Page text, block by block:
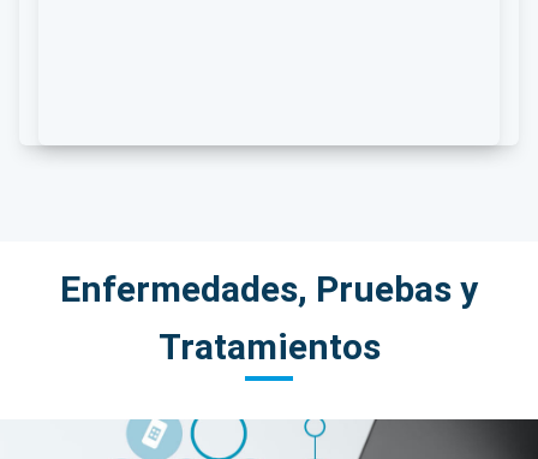
Enfermedades, Pruebas y
Tratamientos